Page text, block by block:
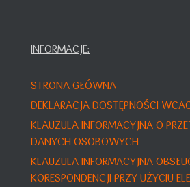
INFORMACJE:
STRONA GŁÓWNA
DEKLARACJA DOSTĘPNOŚCI
KLAUZULA INFORMACYJNA O
DANYCH OSOBOWYCH
KLAUZULA INFORMACYJNA
KORESPONDENCJI PRZY UŻYCIU